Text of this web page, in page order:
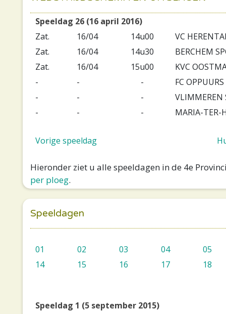
Speeldag 26 (16 april 2016)
Zat.
16/04 14u00
VC
Zat.
16/04 14u30
BERCHEM
Zat.
16/04 15u00
KVC
-
- -
FC OPPUURS
-
- -
VLIMMEREN
-
- - MARIA-TER-
Vorige speeldag
Hieronder ziet u alle speeldagen in de 4e
per ploeg.
Speeldagen
01 02 03 04
05
14
15 16 17 18
Speeldag 1 (5 september 2015)